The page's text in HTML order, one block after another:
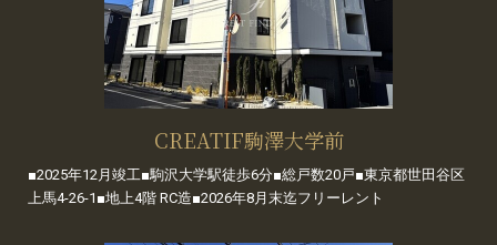
CREATIF駒澤大学前
■2025年12月竣工■駒沢大学駅徒歩6分■総戸数20戸■東京都世田谷区
上馬4-26-1■地上4階 RC造■2026年8月末迄フリーレント